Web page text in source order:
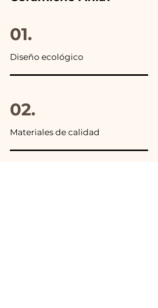
01.
Diseño ecológico
02.
Materiales de calidad